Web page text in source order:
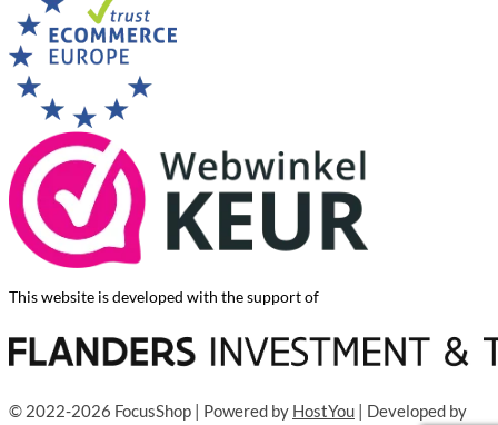
This website is developed with the support of
© 2022-2026 FocusShop | Powered by HostYou | Developed by